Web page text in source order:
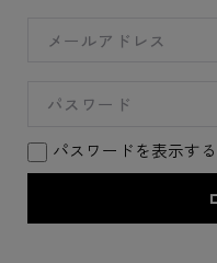
パスワードを表示する